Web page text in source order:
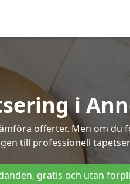
i
offerter. Men om
till professionell
gratis och utan